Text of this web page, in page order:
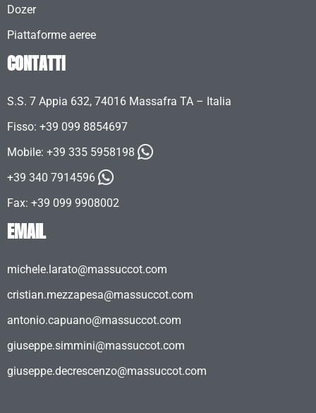
Dozer
Piattaforme aeree
CONTATTI
S.S. 7 Appia 632, 74016 Massafra TA – Italia
Fisso: +39 099 8854697
Mobile: +39 335 5958198
+39 340 7914596
Fax: +39 099 9908002
EMAIL
michele.larato@massuccot.com
cristian.mezzapesa@massuccot.com
antonio.capuano@massuccot.com
giuseppe.simmini@massuccot.com
giuseppe.decrescenzo@massuccot.com